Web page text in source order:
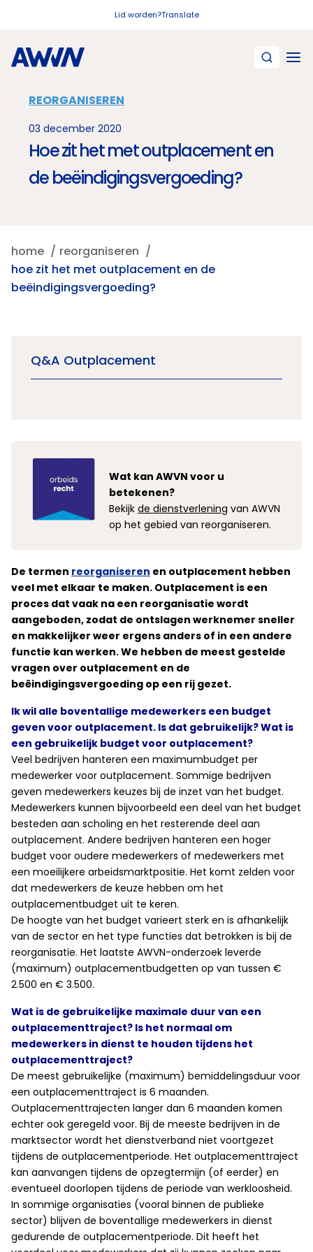
Lid worden?Translate
REORGANISEREN
03 december 2020
Hoe zit het met outplacement en
de beëindigingsvergoeding?
home
reorganiseren
hoe zit het met outplacement en de
beëindigingsvergoeding?
Q&A Outplacement
Wat kan AWVN voor u
betekenen?
Bekijk de dienstverlening van AWVN
op het gebied van reorganiseren.
De termen reorganiseren en outplacement hebben
veel met elkaar te maken. Outplacement is een
proces dat vaak na een reorganisatie wordt
aangeboden, zodat de ontslagen werknemer sneller
en makkelijker weer ergens anders of in een andere
functie kan werken. We hebben de meest gestelde
vragen over outplacement en de
beëindigingsvergoeding op een rij gezet.
Ik wil alle boventallige medewerkers een budget
geven voor outplacement. Is dat gebruikelijk? Wat is
een gebruikelijk budget voor outplacement?
Veel bedrijven hanteren een maximumbudget per
medewerker voor outplacement. Sommige bedrijven
geven medewerkers keuzes bij de inzet van het budget.
Medewerkers kunnen bijvoorbeeld een deel van het budget
besteden aan scholing en het resterende deel aan
outplacement. Andere bedrijven hanteren een hoger
budget voor oudere medewerkers of medewerkers met
een moeilijkere arbeidsmarktpositie. Het komt zelden voor
dat medewerkers de keuze hebben om het
outplacementbudget uit te keren.
De hoogte van het budget varieert sterk en is afhankelijk
van de sector en het type functies dat betrokken is bij de
reorganisatie. Het laatste AWVN-onderzoek leverde
(maximum) outplacementbudgetten op van tussen €
2.500 en € 3.500.
Wat is de gebruikelijke maximale duur van een
outplacementtraject? Is het normaal om
medewerkers in dienst te houden tijdens het
outplacementtraject?
De meest gebruikelijke (maximum) bemiddelingsduur voor
een outplacementtraject is 6 maanden.
Outplacementtrajecten langer dan 6 maanden komen
echter ook geregeld voor. Bij de meeste bedrijven in de
marktsector wordt het dienstverband niet voortgezet
tijdens de outplacementperiode. Het outplacementtraject
kan aanvangen tijdens de opzegtermijn (of eerder) en
eventueel doorlopen tijdens de periode van werkloosheid.
In sommige organisaties (vooral binnen de publieke
sector) blijven de boventallige medewerkers in dienst
gedurende de outplacementperiode. Dit heeft het